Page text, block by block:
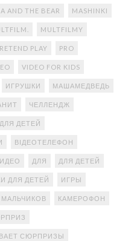
AND THE BEAR MASHINKI
MULTFILMY
PLAY PRO
VIDEO FOR KIDS
ИГРУШКИ МАШАМЕДВЕДЬ
ЧЕЛЛЕНДЖ
ДЕТЕЙ
ВІДЕОТЕЛЕФОН
ДЛЯ ДЛЯ ДЕТЕЙ
ДЛЯ ДЕТЕЙ ИГРЫ
КАМЕРОФОН
СЮРПРИЗЫ